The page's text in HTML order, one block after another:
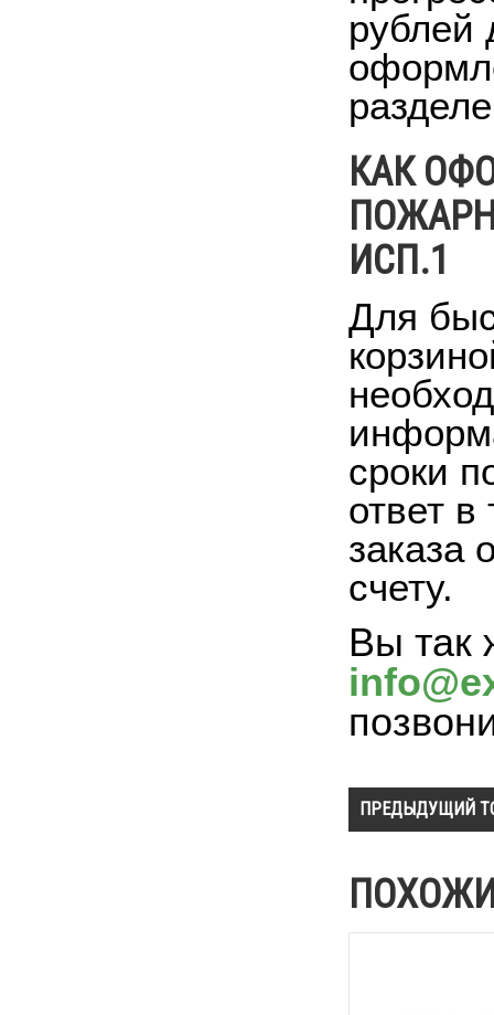
рублей
КАК
ИСП.1
Для
сроки
ответ
заказа
счету.
Вы так
ПРЕДЫДУЩИЙ